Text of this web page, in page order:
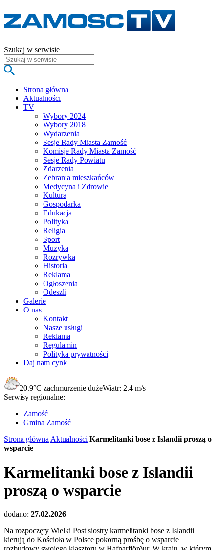
Szukaj w serwisie
Strona główna
Aktualności
TV
Wybory 2024
Wybory 2018
Wydarzenia
Sesje Rady Miasta Zamość
Komisje Rady Miasta Zamość
Sesje Rady Powiatu
Zdarzenia
Zebrania mieszkańców
Medycyna i Zdrowie
Kultura
Gospodarka
Edukacja
Polityka
Religia
Sport
Muzyka
Rozrywka
Historia
Reklama
Ogłoszenia
Odeszli
Galerie
O nas
Kontakt
Nasze usługi
Reklama
Regulamin
Polityka prywatności
Daj nam cynk
20.9°C zachmurzenie dużeWiatr: 2.4 m/s
Serwisy regionalne:
Zamość
Gmina Zamość
Strona główna Aktualności Karmelitanki bose z Islandii proszą o
wsparcie
Karmelitanki bose z Islandii
proszą o wsparcie
dodano: 27.02.2026
Na rozpoczęty Wielki Post siostry karmelitanki bose z Islandii
kierują do Kościoła w Polsce pokorną prośbę o wsparcie
rozbudowy swojego klasztoru w Hafnarfjörður. W kraju, w którym